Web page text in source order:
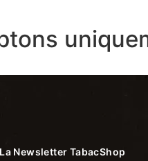
La Newsletter TabacShop